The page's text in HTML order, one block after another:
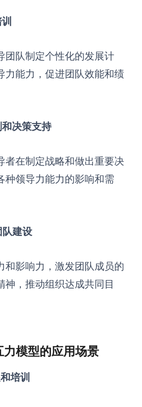
团队制定个性化的发展计
力能力，促进团队效能和绩
决策支持
者在制定战略和做出重要决
种领导力能力的影响和需
队建设
和影响力，激发团队成员的
神，推动组织达成共同目
模型的应用场景
培训